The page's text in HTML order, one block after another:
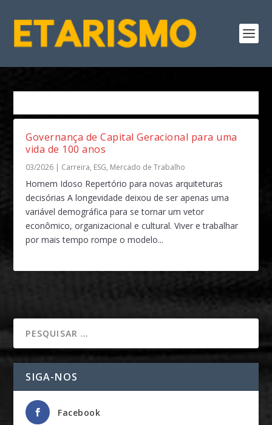
Governança de Capital Geracional para uma
vida de 100 anos
03/2026 | Carreira, ESG, Mercado de Trabalho
Homem Idoso Repertório para novas arquiteturas
decisórias A longevidade deixou de ser apenas uma
variável demográfica para se tornar um vetor
econômico, organizacional e cultural. Viver e trabalhar
por mais tempo rompe o modelo...
SIGA-NOS
Facebook